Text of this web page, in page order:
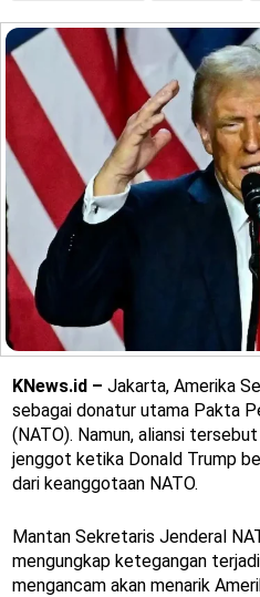
KNews.id – Jakarta, Amerika
sebagai donatur utama Pakta
(NATO). Namun, aliansi
jenggot ketika Donald Trump
dari keanggotaan NATO.
Mantan Sekretaris Jenderal
mengungkap ketegangan
mengancam akan menarik